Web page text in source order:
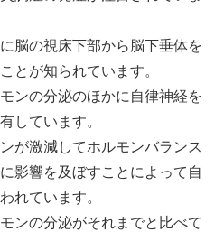
脳の視床下部から脳下垂体を
とが知られています。
ンの分泌のほかに自律神経を
しています。
が激減してホルモンバランス
影響を及ぼすことによって自
れています。
ンの分泌がそれまでと比べて